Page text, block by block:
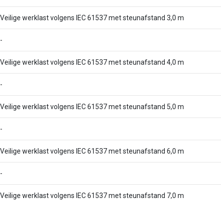
Veilige werklast volgens IEC 61537 met steunafstand 3,0 m
-
Veilige werklast volgens IEC 61537 met steunafstand 4,0 m
-
Veilige werklast volgens IEC 61537 met steunafstand 5,0 m
-
Veilige werklast volgens IEC 61537 met steunafstand 6,0 m
-
Veilige werklast volgens IEC 61537 met steunafstand 7,0 m